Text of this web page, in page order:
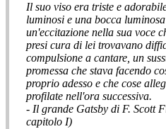
Il suo viso era triste e
luminosi e una bocca
un'eccitazione nella sua voce
presi cura di lei trovavano
compulsione a cantare, un
promessa che stava facendo
proprio adesso e che cose
profilate nell'ora successiva.
- Il grande Gatsby di F. Scott
capitolo I)